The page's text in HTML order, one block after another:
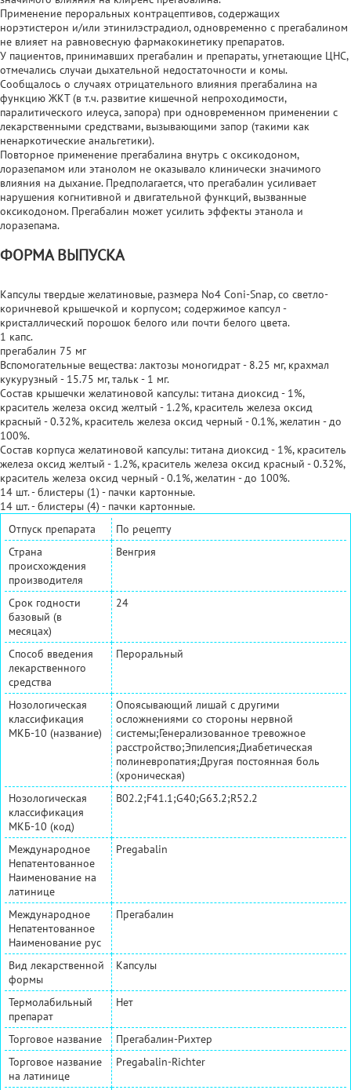
Применение пероральных контрацептивов, содержащих
норэтистерон и/или этинилэстрадиол, одновременно с прегабалином
не влияет на равновесную фармакокинетику препаратов.
У пациентов, принимавших прегабалин и препараты, угнетающие ЦНС,
отмечались случаи дыхательной недостаточности и комы.
Сообщалось о случаях отрицательного влияния прегабалина на
функцию ЖКТ (в т.ч. развитие кишечной непроходимости,
паралитического илеуса, запора) при одновременном применении с
лекарственными средствами, вызывающими запор (такими как
ненаркотические анальгетики).
Повторное применение прегабалина внутрь с оксикодоном,
лоразепамом или этанолом не оказывало клинически значимого
влияния на дыхание. Предполагается, что прегабалин усиливает
нарушения когнитивной и двигательной функций, вызванные
оксикодоном. Прегабалин может усилить эффекты этанола и
лоразепама.
ФОРМА ВЫПУСКА
Капсулы твердые желатиновые, размера No4 Coni-Snap, со светло-
коричневой крышечкой и корпусом; содержимое капсул -
кристаллический порошок белого или почти белого цвета.
1 капс.
прегабалин 75 мг
Вспомогательные вещества: лактозы моногидрат - 8.25 мг, крахмал
кукурузный - 15.75 мг, тальк - 1 мг.
Состав крышечки желатиновой капсулы: титана диоксид - 1%,
краситель железа оксид желтый - 1.2%, краситель железа оксид
красный - 0.32%, краситель железа оксид черный - 0.1%, желатин - до
100%.
Состав корпуса желатиновой капсулы: титана диоксид - 1%, краситель
железа оксид желтый - 1.2%, краситель железа оксид красный - 0.32%,
краситель железа оксид черный - 0.1%, желатин - до 100%.
14 шт. - блистеры (1) - пачки картонные.
14 шт. - блистеры (4) - пачки картонные.
Отпуск препарата
По рецепту
Страна
происхождения
производителя
Венгрия
Срок годности
базовый (в
месяцах)
24
Способ введения
лекарственного
средства
Пероральный
Нозологическая
классификация
МКБ-10 (название)
Опоясывающий лишай с другими
осложнениями со стороны нервной
системы;Генерализованное тревожное
расстройство;Эпилепсия;Диабетическая
полиневропатия;Другая постоянная боль
(хроническая)
Нозологическая
классификация
МКБ-10 (код)
B02.2;F41.1;G40;G63.2;R52.2
Международное
Непатентованное
Наименование на
латинице
Pregabalin
Международное
Непатентованное
Наименование рус
Прегабалин
Вид лекарственной
формы
Капсулы
Термолабильный
препарат
Нет
Торговое название
Прегабалин-Рихтер
Торговое название
на латинице
Pregabalin-Richter